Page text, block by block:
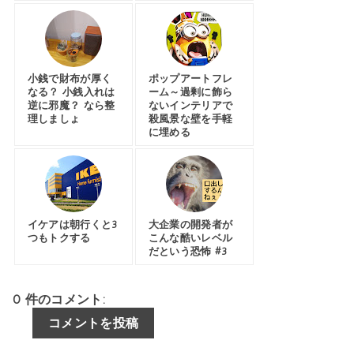
小銭で財布が厚く
なる？ 小銭入れは
逆に邪魔？ なら整
理しましょ
ポップアートフレ
ーム～過剰に飾ら
ないインテリアで
殺風景な壁を手軽
に埋める
イケアは朝行くと3
つもトクする
大企業の開発者が
こんな酷いレベル
だという恐怖 #3
0 件のコメント:
コメントを投稿